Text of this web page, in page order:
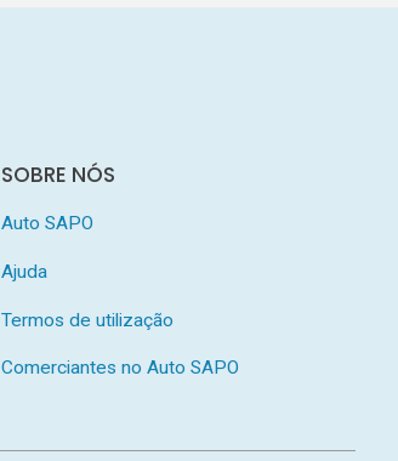
SOBRE NÓS
Auto SAPO
Ajuda
Termos de utilização
Comerciantes no Auto SAPO